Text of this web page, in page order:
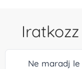
Ne maradj